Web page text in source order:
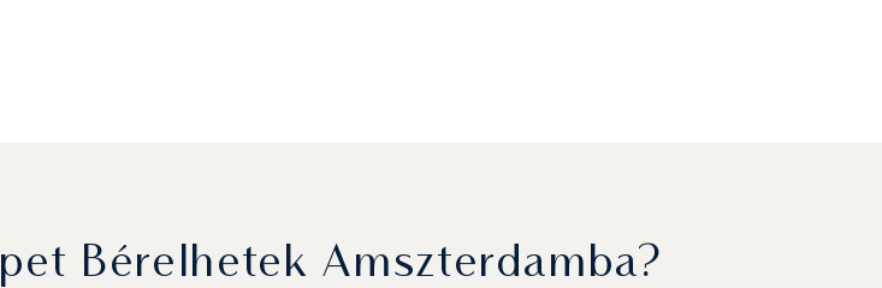
Bérelhetek Amszterdamba?